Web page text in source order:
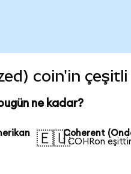
coin'in
ne kadar?
🇪🇺Coherent
1 COHRon